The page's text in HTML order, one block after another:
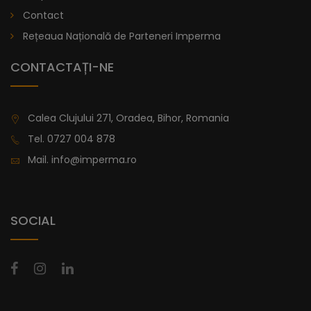
De la 996,47
Contact
Rețeaua Națională de Parteneri Imperma
CONTACTAȚI-NE
Calea Clujului 271, Oradea, Bihor, Romania
Tel. 0727 004 878
Mail. info@imperma.ro
SOCIAL